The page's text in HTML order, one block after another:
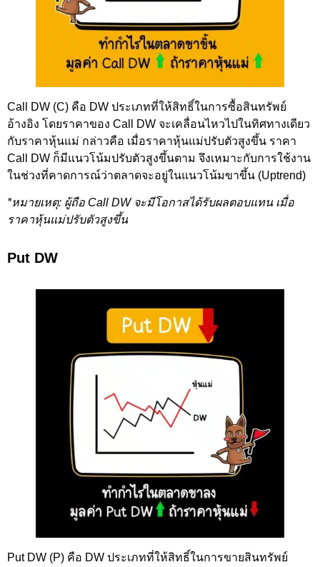
Call DW (C) คือ DW ประเภทที่ให้สิทธิ์ในการซื้อสินทรัพย์
อ้างอิง โดยราคาของ Call DW จะเคลื่อนไหวไปในทิศทางเดียว
กับราคาหุ้นแม่ กล่าวคือ เมื่อราคาหุ้นแม่ปรับตัวสูงขึ้น ราคา
Call DW ก็มีแนวโน้มปรับตัวสูงขึ้นตาม จึงเหมาะกับการใช้งาน
ในช่วงที่คาดการณ์ว่าตลาดจะอยู่ในแนวโน้มขาขึ้น (Uptrend)
*หมายเหตุ: ผู้ถือ Call DW จะมีโอกาสได้รับผลตอบแทน เมื่อ
ราคาหุ้นแม่ปรับตัวสูงขึ้น
Put DW
Put DW (P) คือ DW ประเภทที่ให้สิทธิ์ในการขายสินทรัพย์